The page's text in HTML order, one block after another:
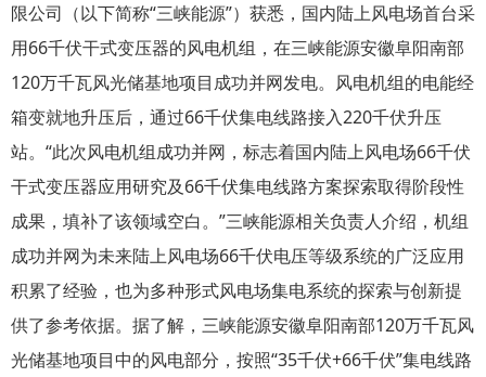
限公司（以下简称“三峡能源”）获悉，国内陆上风电场首台采
用66千伏干式变压器的风电机组，在三峡能源安徽阜阳南部
120万千瓦风光储基地项目成功并网发电。风电机组的电能经
箱变就地升压后，通过66千伏集电线路接入220千伏升压
站。“此次风电机组成功并网，标志着国内陆上风电场66千伏
干式变压器应用研究及66千伏集电线路方案探索取得阶段性
成果，填补了该领域空白。”三峡能源相关负责人介绍，机组
成功并网为未来陆上风电场66千伏电压等级系统的广泛应用
积累了经验，也为多种形式风电场集电系统的探索与创新提
供了参考依据。据了解，三峡能源安徽阜阳南部120万千瓦风
光储基地项目中的风电部分，按照“35千伏+66千伏”集电线路